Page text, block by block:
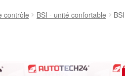
contrôle BSI - unité confortable